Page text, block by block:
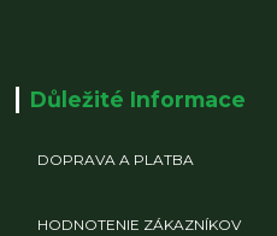
Důležité Informace
DOPRAVA A PLATBA
HODNOTENIE ZÁKAZNÍKOV